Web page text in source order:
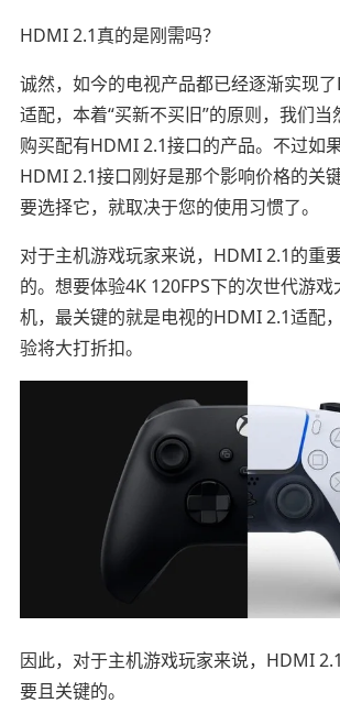
HDMI 2.1真的是刚需吗？
诚然，如今的电视产品都已经逐渐实现
适配，本着“买新不买旧”的原则，我们
购买配有HDMI 2.1接口的产品。不过如
HDMI 2.1接口刚好是那个影响价格的关
要选择它，就取决于您的使用习惯了。
对于主机游戏玩家来说，HDMI 2.1的重
的。想要体验4K 120FPS下的次世代游
机，最关键的就是电视的HDMI 2.1适配
验将大打折扣。
因此，对于主机游戏玩家来说，HDMI
要且关键的。